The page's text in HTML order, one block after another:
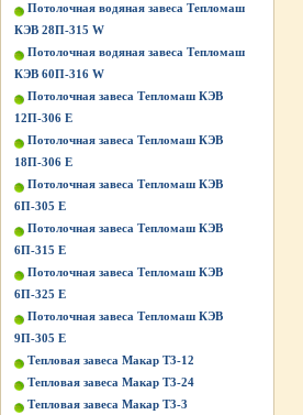
Потолочная водяная завеса Тепломаш
КЭВ 28П-315 W
Потолочная водяная завеса Тепломаш
КЭВ 60П-316 W
Потолочная завеса Тепломаш КЭВ
12П-306 Е
Потолочная завеса Тепломаш КЭВ
18П-306 Е
Потолочная завеса Тепломаш КЭВ
6П-305 Е
Потолочная завеса Тепломаш КЭВ
6П-315 Е
Потолочная завеса Тепломаш КЭВ
6П-325 Е
Потолочная завеса Тепломаш КЭВ
9П-305 Е
Тепловая завеса Макар Т3-12
Тепловая завеса Макар Т3-24
Тепловая завеса Макар Т3-3